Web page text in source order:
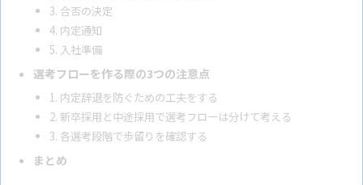
3. 合否の決定
4. 内定通知
5. 入社準備
選考フローを作る際の3つの注意点
1. 内定辞退を防ぐための工夫をする
2. 新卒採用と中途採用で選考フローは分けて考える
3. 各選考段階で歩留りを確認する
まとめ